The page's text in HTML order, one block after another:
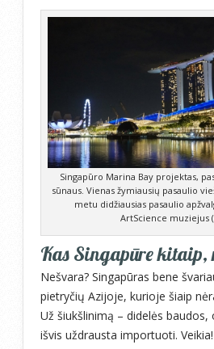
Singapūro Marina Bay projektas,
sūnaus. Vienas žymiausių pasaulio
metu didžiausias pasaulio
ArtScience muziejus
Kas Singapūre
Nešvara? Singapūras bene
pietryčių Azijoje, kurioje šiaip
Už šiukšlinimą – didelės
išvis uždrausta importuoti. Veikia!